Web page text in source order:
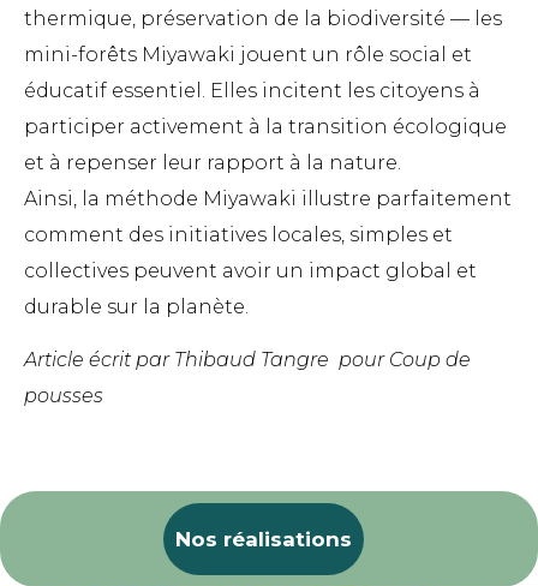
thermique, préservation de la biodiversité — les
mini-forêts Miyawaki jouent un rôle social et
éducatif essentiel. Elles incitent les citoyens à
participer activement à la transition écologique
et à repenser leur rapport à la nature.
Ainsi, la méthode Miyawaki illustre parfaitement
comment des initiatives locales, simples et
collectives peuvent avoir un impact global et
durable sur la planète.
Article écrit par Thibaud Tangre pour Coup de
pousses
Nos réalisations